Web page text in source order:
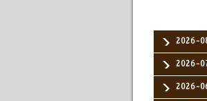
2026-
2026-
2026-